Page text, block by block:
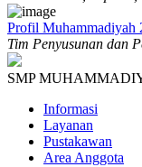
Profil Muhammadiyah
Tim Penyusunan dan
SMP
Informasi
Layanan
Pustakawan
Area Anggota